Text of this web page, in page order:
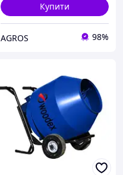
Купити
AGROS 98%